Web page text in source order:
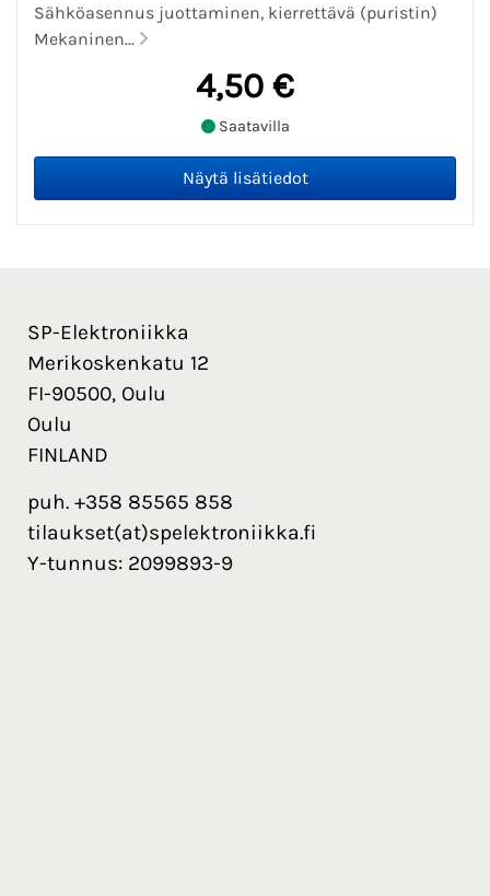
Sähköasennus juottaminen, kierrettävä (puristin)
Mekaninen...
4,50 €
Saatavilla
SP-Elektroniikka
Merikoskenkatu 12
FI-90500, Oulu
Oulu
FINLAND
puh. +358 85565 858
tilaukset(at)spelektroniikka.fi
Y-tunnus: 2099893-9